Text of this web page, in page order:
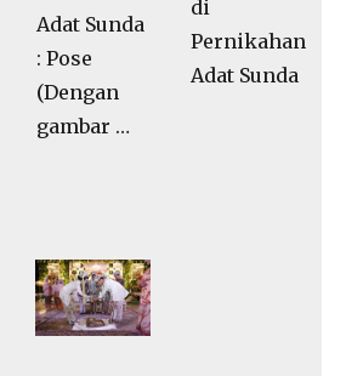
Adat Sunda
: Pose
(Dengan
gambar …
di
Pernikahan
Adat Sunda